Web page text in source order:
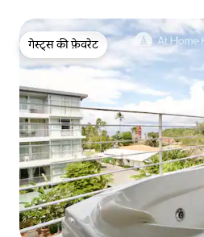
गेस्ट्स की फ़ेवरेट
गेस्ट्स की फ़ेवरेट